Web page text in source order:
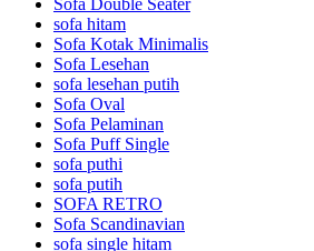
sofa hitam
Sofa Kotak Minimalis
Sofa Lesehan
sofa lesehan putih
Sofa Oval
Sofa Pelaminan
Sofa Puff Single
sofa puthi
sofa putih
SOFA RETRO
Sofa Scandinavian
sofa single hitam